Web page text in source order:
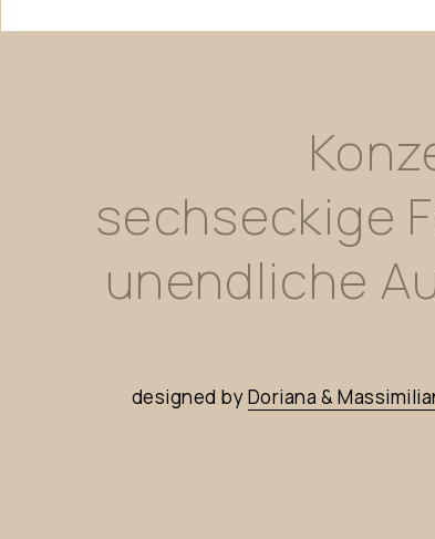
sechseckige
unendliche
designed byDoriana &